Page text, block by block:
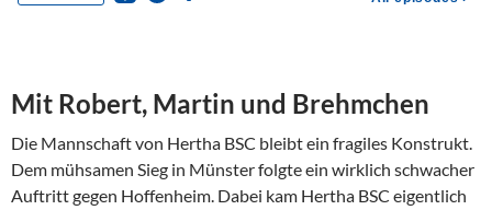
Mit Robert, Martin und Brehmchen
Die Mannschaft von Hertha BSC bleibt ein fragiles Konstrukt.
Dem mühsamen Sieg in Münster folgte ein wirklich schwacher
Auftritt gegen Hoffenheim. Dabei kam Hertha BSC eigentlich